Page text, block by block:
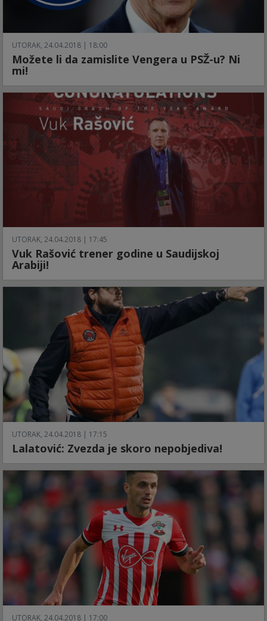
UTORAK, 24.04.2018 | 18:00
Možete li da zamislite Vengera u PSŽ-u? Ni
mi!
UTORAK, 24.04.2018 | 17:45
Vuk Rašović trener godine u Saudijskoj
Arabiji!
UTORAK, 24.04.2018 | 17:15
Lalatović: Zvezda je skoro nepobjediva!
UTORAK, 24.04.2018 | 17:00